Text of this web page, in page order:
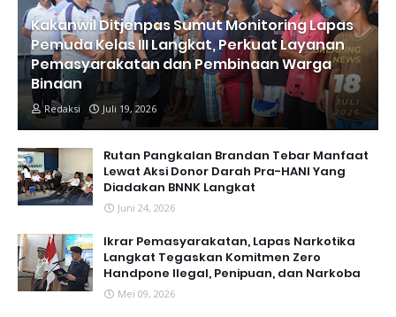
Kakanwil Ditjenpas Sumut Monitoring Lapas
Pemuda Kelas III Langkat, Perkuat Layanan
Pemasyarakatan dan Pembinaan Warga
Binaan
Redaksi Juli 19, 2026
Rutan Pangkalan Brandan Tebar Manfaat
Lewat Aksi Donor Darah Pra-HANI Yang
Diadakan BNNK Langkat
Juni 24, 2026
Ikrar Pemasyarakatan, Lapas Narkotika
Langkat Tegaskan Komitmen Zero
Handpone llegal, Penipuan, dan Narkoba
Mei 09, 2026